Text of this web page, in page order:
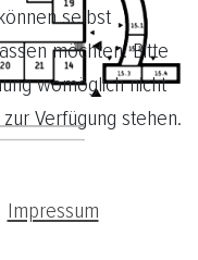
selbst
möchten. Bitte
womöglich nicht
Verfügung stehen.
Impressum